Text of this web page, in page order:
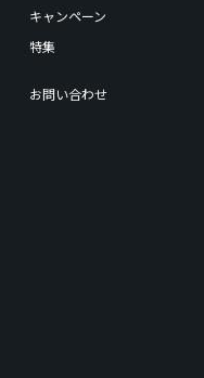
キャンペーン
特集
お問い合わせ